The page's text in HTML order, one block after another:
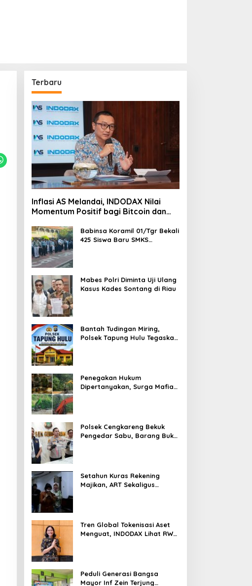
Terbaru
Inflasi AS Melandai, INDODAX Nilai
Momentum Positif bagi Bitcoin dan
Babinsa Koramil 01/Tgr Bekali
425 Siswa Baru SMKS
Mabes Polri Diminta Uji Ulang
Kasus Kades Sontang di Riau
Bantah Tudingan Miring,
Polsek Tapung Hulu Tegaskan
Penegakan Hukum
Dipertanyakan, Surga Mafia
Rusak
Polsek Cengkareng Bekuk
Pengedar Sabu, Barang Bukti
Setahun Kuras Rekening
Majikan, ART Sekaligus
Tren Global Tokenisasi Aset
Menguat, INDODAX Lihat RWA
Peduli Generasi Bangsa
Mayor Inf Zein Terjung